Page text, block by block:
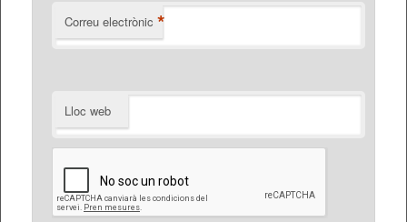
Correu electrònic *
Lloc web